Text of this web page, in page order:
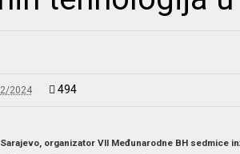
2024 494
organizator VII Međunarodne BH sedmice